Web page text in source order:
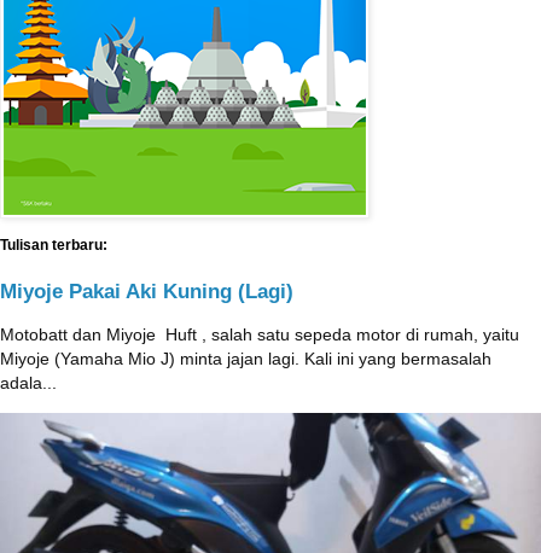
Tulisan terbaru:
Miyoje Pakai Aki Kuning (Lagi)
Motobatt dan Miyoje ‎ Huft , salah satu sepeda motor di rumah, yaitu
Miyoje (Yamaha Mio J) minta jajan lagi. Kali ini yang bermasalah
adala...